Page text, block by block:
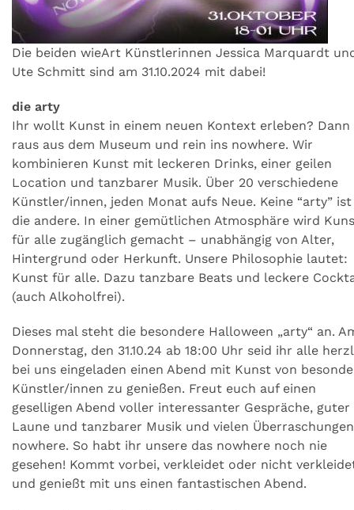
Die beiden wieArt Künstlerinnen Jessica Marquardt
Ute Schmitt sind am 31.10.2024 mit dabei!
die arty
Ihr wollt Kunst in einem neuen Kontext erleben? Dann
raus aus dem Museum und rein ins nowhere. Wir
kombinieren Kunst mit leckeren Drinks, einer geilen
Location und tanzbarer Musik. Über 20 verschiedene
Künstler/innen, jeden Monat aufs Neue. Keine “arty”
die andere. In einer gemütlichen Atmosphäre wird
für alle zugänglich gemacht – unabhängig von Alter,
Hintergrund oder Herkunft. Unsere Philosophie lautet:
Kunst für alle. Dazu tanzbare Beats und leckere
(auch Alkoholfrei).
Dieses mal steht die besondere Halloween „arty“ an.
Donnerstag, den 31.10.24 ab 18:00 Uhr seid ihr alle
bei uns eingeladen einen Abend mit Kunst von
Künstler/innen zu genießen. Freut euch auf einen
geselligen Abend voller interessanter Gespräche, guter
Laune und tanzbarer Musik und vielen
nowhere. So habt ihr unsere das nowhere noch nie
gesehen! Kommt vorbei, verkleidet oder nicht
und genießt mit uns einen fantastischen Abend.